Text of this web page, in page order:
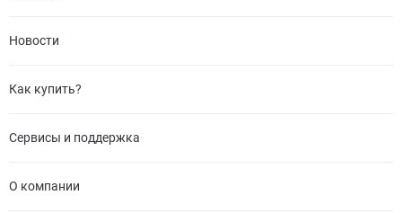
Новости
Как купить?
Сервисы и поддержка
О компании